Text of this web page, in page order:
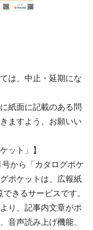
は、中止・延期にな
紙面に記載のある問
ますよう、お願いい
ット」】
から「カタログポケ
ポケットは、広報紙
きるサービスです。
り、記事内文章がポ
音声読み上げ機能、